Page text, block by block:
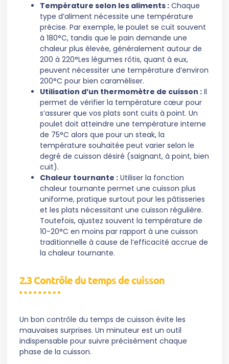
Température selon les aliments : Chaque
type d’aliment nécessite une température
précise. Par exemple, le poulet se cuit souvent
à 180°C, tandis que le pain demande une
chaleur plus élevée, généralement autour de
200 à 220°Les légumes rôtis, quant à eux,
peuvent nécessiter une température d’environ
200°C pour bien caraméliser.
Utilisation d’un thermomètre de cuisson : Il
permet de vérifier la température cœur pour
s’assurer que vos plats sont cuits à point. Un
poulet doit atteindre une température interne
de 75°C alors que pour un steak, la
température souhaitée peut varier selon le
degré de cuisson désiré (saignant, à point, bien
cuit).
Chaleur tournante : Utiliser la fonction
chaleur tournante permet une cuisson plus
uniforme, pratique surtout pour les pâtisseries
et les plats nécessitant une cuisson régulière.
Toutefois, ajustez souvent la température de
10-20°C en moins par rapport à une cuisson
traditionnelle à cause de l’efficacité accrue de
la chaleur tournante.
2.3 Contrôle du temps de cuisson
Un bon contrôle du temps de cuisson évite les
mauvaises surprises. Un minuteur est un outil
indispensable pour suivre précisément chaque
phase de la cuisson.